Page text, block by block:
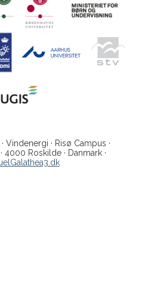
Vindenergi · Risø Campus ·
4000 Roskilde · Danmark ·